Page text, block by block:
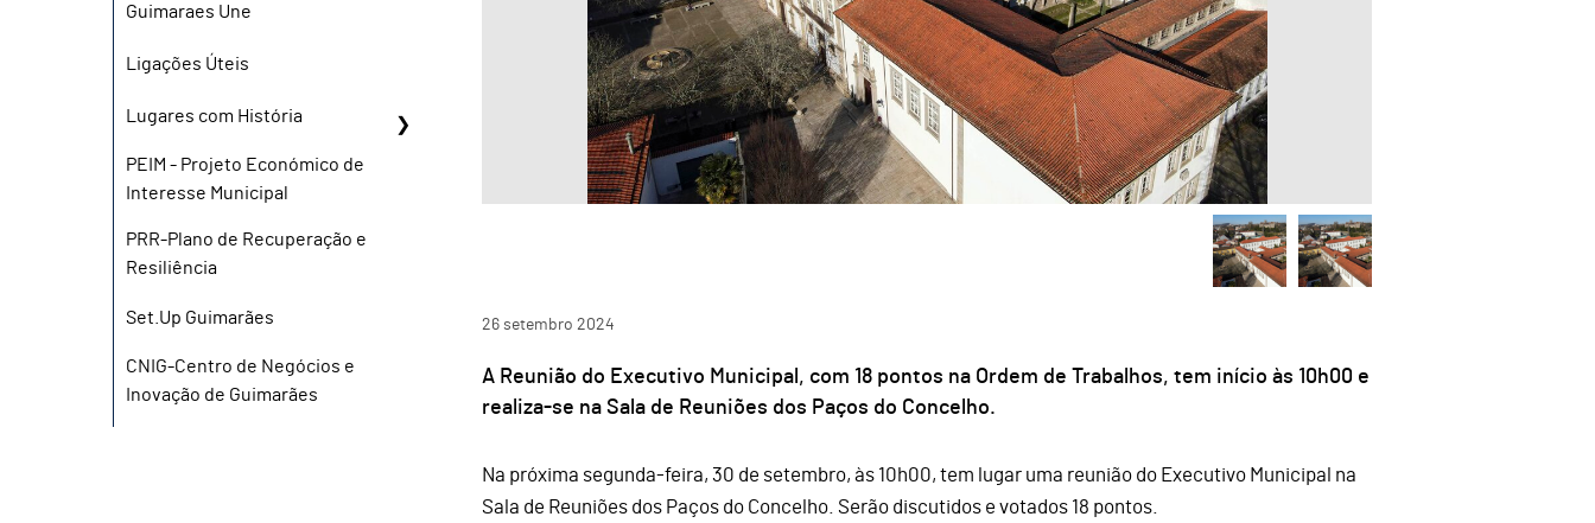
Guimaraes Une
Ligações Úteis
Lugares com História
PEIM - Projeto Económico de
Interesse Municipal
PRR-Plano de Recuperação e
Resiliência
Set.Up Guimarães
CNIG-Centro de Negócios e
Inovação de Guimarães
26 setembro 2024
A Reunião do Executivo Municipal, com 18 pontos na Ordem de Trabalhos, tem início às 10h00 e
realiza-se na Sala de Reuniões dos Paços do Concelho.
Na próxima segunda-feira, 30 de setembro, às 10h00, tem lugar uma reunião do Executivo Municipal na
Sala de Reuniões dos Paços do Concelho. Serão discutidos e votados 18 pontos.